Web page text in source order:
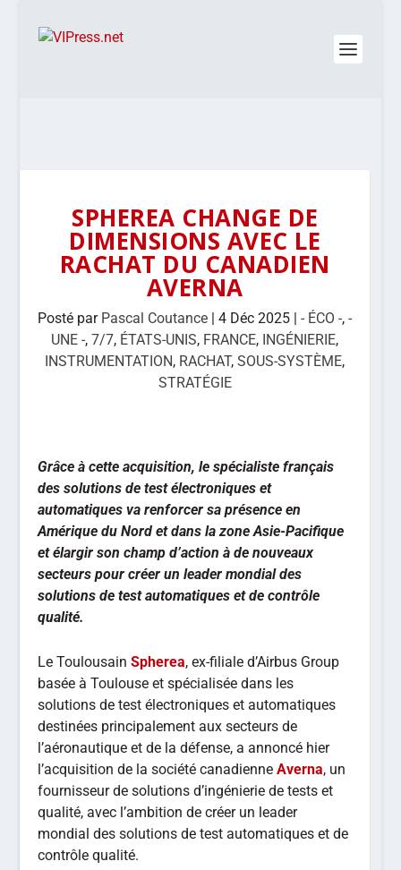
SPHEREA CHANGE DE
DIMENSIONS AVEC LE
RACHAT DU CANADIEN
AVERNA
Posté par Pascal Coutance |4 Déc 2025 |- ÉCO -,-
UNE -,7/7, ÉTATS-UNIS, FRANCE, INGÉNIERIE,
INSTRUMENTATION, RACHAT,SOUS-SYSTÈME,
STRATÉGIE
Grâce à cette acquisition, le spécialiste français
des solutions de test électroniques et
automatiques va renforcer sa présence en
Amérique du Nord et dans la zone Asie-Pacifique
et élargir son champ d’action à de nouveaux
secteurs pour créer un leader mondial des
solutions de test automatiques et de contrôle
qualité.
Le ToulousainSpherea, ex-filiale d’Airbus Group
basée à Toulouse et spécialisée dans les
solutions de test électroniques et automatiques
destinées principalement aux secteurs de
l’aéronautique et de la défense, a annoncé hier
l’acquisition de la société canadienneAverna, un
fournisseur de solutions d’ingénierie de tests et
qualité, avec l’ambition de créer un leader
mondial des solutions de test automatiques et de
contrôle qualité.